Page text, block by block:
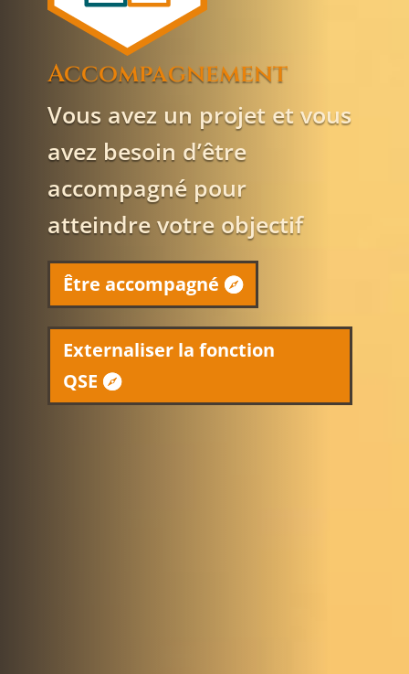
Accompagnement
Vous avez un projet et vous
avez besoin d’être
accompagné pour
atteindre votre objectif
Être accompagné
Externaliser la fonction
QSE